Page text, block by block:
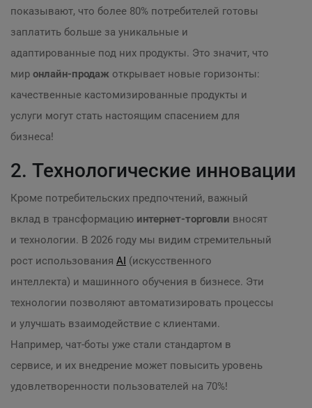
показывают, что более 80% потребителей готовы
заплатить больше за уникальные и
адаптированные под них продукты. Это значит, что
мир онлайн-продаж открывает новые горизонты:
качественные кастомизированные продукты и
услуги могут стать настоящим спасением для
бизнеса!
2. Технологические инновации
Кроме потребительских предпочтений, важный
вклад в трансформацию интернет-торговли вносят
и технологии. В 2026 году мы видим стремительный
рост использования AI (искусственного
интеллекта) и машинного обучения в бизнесе. Эти
технологии позволяют автоматизировать процессы
и улучшать взаимодействие с клиентами.
Например, чат-боты уже стали стандартом в
сервисе, и их внедрение может повысить уровень
удовлетворенности пользователей на 70%!